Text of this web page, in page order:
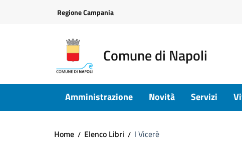
Regione Campania
Comune di Napoli
Amministrazione Novità Servizi
Home Elenco Libri I Vicerè